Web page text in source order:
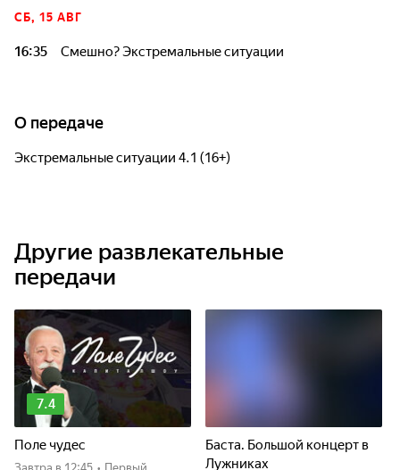
СБ, 15 АВГ
16:35 Смешно? Экстремальные ситуации
О передаче
Экстремальные ситуации 4.1 (16+)
Другие развлекательные
передачи
7.4
Поле чудес
Баста. Большой концерт в
Лужниках